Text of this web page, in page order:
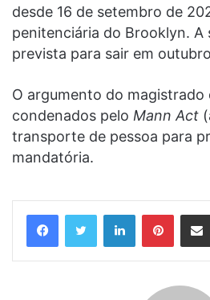
desde 16 de setembro de
penitenciária do Brooklyn. A
prevista para sair em
O argumento do magistrado
condenados pelo Mann Act
transporte de pessoa para
mandatória.
Linkedin